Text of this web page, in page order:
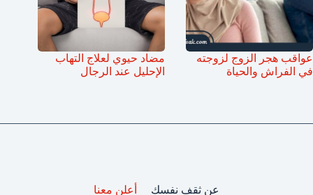
عواقب هجر الزوج لزوجته
في الفراش والحياة
مضاد حيوي لعلاج التهاب
الإحليل عند الرجال
عن ثقف نفسك أعلن معنا